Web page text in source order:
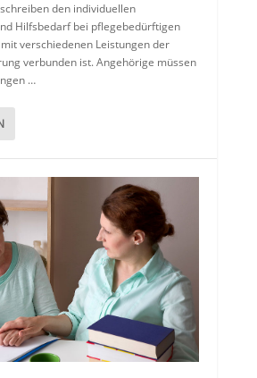
den individuellen
Hilfsbedarf bei pflegebedürftigen
verschiedenen Leistungen der
verbunden ist. Angehörige müssen
…